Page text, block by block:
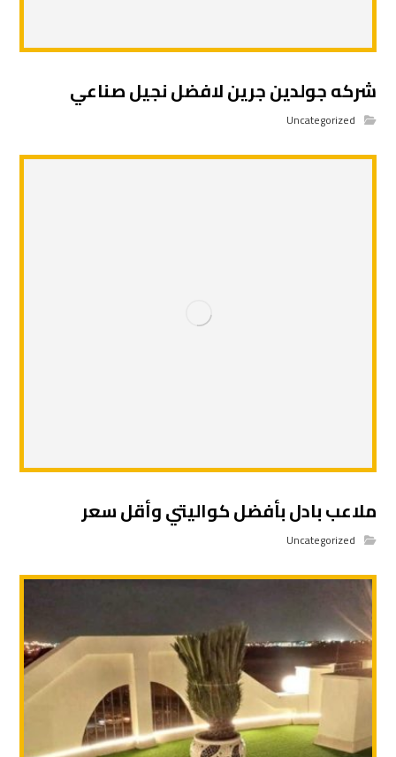
شركه جولدين جرين لافضل نجيل صناعي
Uncategorized
ملاعب بادل بأفضل كواليتي وأقل سعر
Uncategorized